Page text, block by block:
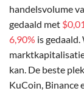
handelsvolume
gedaald met $0,01
6,90% is
kan. De beste
KuCoin, Binance